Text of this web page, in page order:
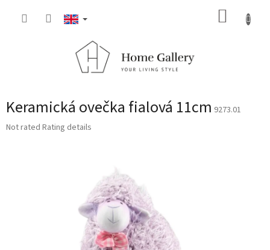
Keramická ovečka fialová 11cm 9273.01
The
Not rated Rating details